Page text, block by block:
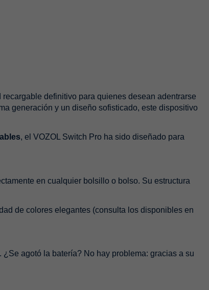
recargable definitivo para quienes desean adentrarse
generación y un diseño sofisticado, este dispositivo
, el VOZOL Switch Pro ha sido diseñado para
en cualquier bolsillo o bolso. Su estructura
de colores elegantes (consulta los disponibles en
agotó la batería? No hay problema: gracias a su